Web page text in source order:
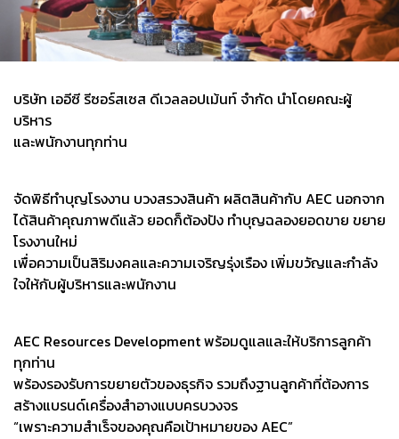
บริษัท เออีซี รีซอร์สเซส ดีเวลลอปเม้นท์ จำกัด นำโดยคณะผู้
บริหาร
และพนักงานทุกท่าน
จัดพิธีทำบุญโรงงาน บวงสรวงสินค้า ผลิตสินค้ากับ AEC นอกจาก
ได้สินค้าคุณภาพดีแล้ว ยอดก็ต้องปัง ทำบุญฉลองยอดขาย ขยาย
โรงงานใหม่
เพื่อความเป็นสิริมงคลและความเจริญรุ่งเรือง เพิ่มขวัญและกำลัง
ใจให้กับผู้บริหารและพนักงาน
AEC Resources Development พร้อมดูแลและให้บริการลูกค้า
ทุกท่าน
พร้องรองรับการขยายตัวของธุรกิจ รวมถึงฐานลูกค้าที่ต้องการ
สร้างแบรนด์เครื่องสำอางแบบครบวงจร
“เพราะความสำเร็จของคุณคือเป้าหมายของ AEC”